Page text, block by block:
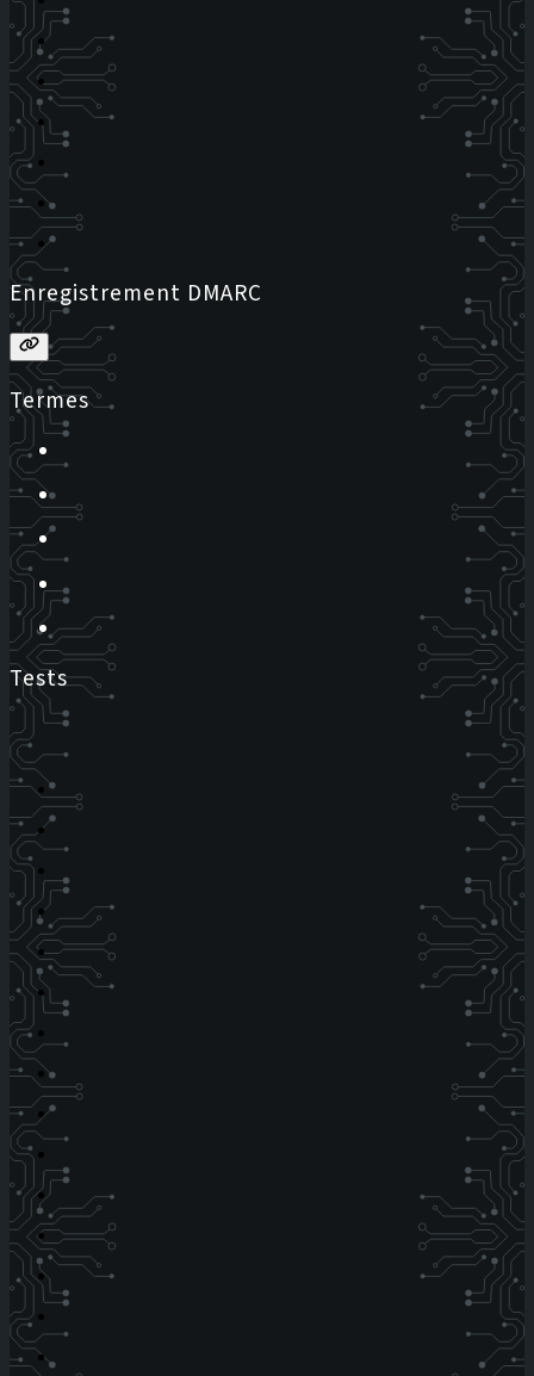
Enregistrement DMARC
Termes
Tests